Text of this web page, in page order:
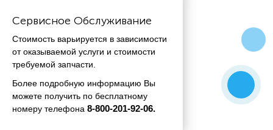
Сервисное Обслуживание
Стоимость варьируется в зависимости
от оказываемой услуги и стоимости
требуемой запчасти.
Более подробную информацию Вы
можете получить по бесплатному
номеру телефона 8-800-201-92-06.